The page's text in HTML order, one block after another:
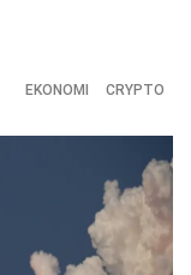
EKONOMI CRYPTO